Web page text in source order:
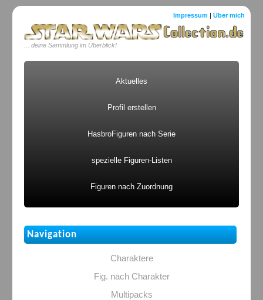
Impressum |Über mich
... deine Sammlung im Überblick!
Aktuelles
Profil erstellen
HasbroFiguren nach Serie
spezielle Figuren-Listen
Figuren nach Zuordnung
Navigation
Charaktere
Fig. nach Charakter
Multipacks